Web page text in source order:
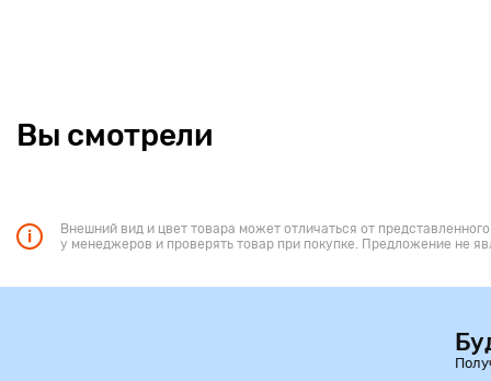
Вы смотрели
Внешний вид и цвет товара может отличаться от
у менеджеров и проверять товар при покупке. Предложение не